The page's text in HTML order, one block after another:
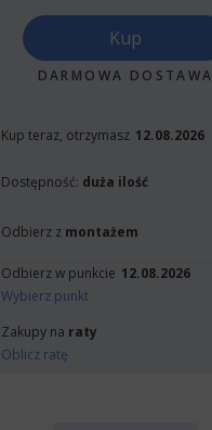
Kup
DARMOWA DOSTAWA
Kup teraz, otrzymasz 12.08.2026
Dostępność: duża ilość
Odbierz z montażem
Odbierz w punkcie 12.08.2026
Wybierz punkt
Zakupy na raty
Oblicz ratę